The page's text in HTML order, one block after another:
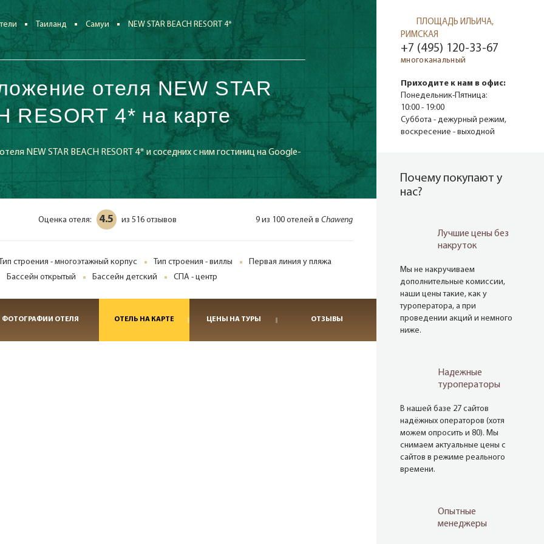
Таиланд Самуи NEW STAR BEACH RESORT 4*
отеля NEW STAR
RESORT 4* на карте
NEW STAR BEACH RESORT 4* и соседних с ним гостиниц на Google-
Оценка отеля: 4.5 из 516 отзывов 9 из 100 отелей в Chaweng
строения - многоэтажный корпус Тип строения - виллы
Первая линия у пляжа
Бассейн открытый
Бассейн детский СПА - центр
ФОТОГРАФИИ ОТЕЛЯ ОТЕЛЬ НА КАРТЕ ЦЕНЫ НА ТУРЫ ОТЗЫВЫ
ПЛОЩАДЬ ИЛЬИЧА,
РИМСКАЯ
+7 (495) 120-33-67
многоканальный
Приходите к нам в офис:
Понедельник-Пятница:
10:00 - 19:00
Суббота - дежурный режим,
воскресение - выходной
Почему покупают у
нас?
Лучшие цены без
накруток
Мы не накручиваем
дополнительные комиссии,
наши цены такие, как у
туроператора, а при
проведении акций и немного
ниже.
Надежные
туроператоры
В нашей базе 27 сайтов
надёжных операторов (хотя
можем опросить и 80). Мы
снимаем актуальные цены с
сайтов в режиме реального
времени.
Опытные
менеджеры